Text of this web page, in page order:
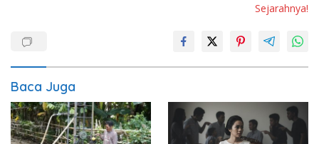
Sejarahnya!
Baca Juga